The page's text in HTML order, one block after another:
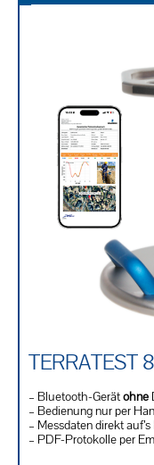
TERRATEST
– Bluetooth-Gerätohne
– Bedienung nur per
– Messdaten direkt
– PDF-Protokolle per